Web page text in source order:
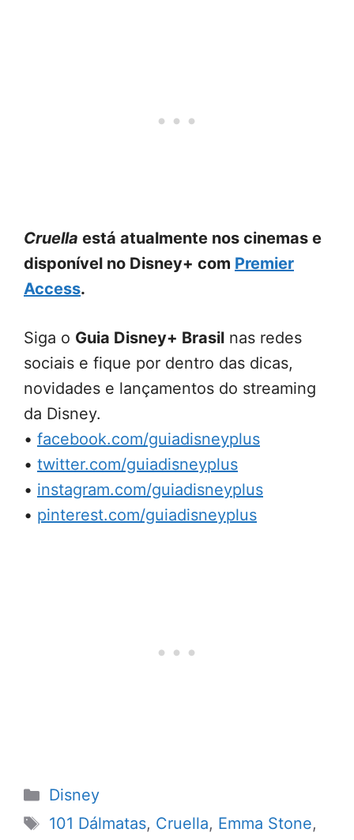
Cruella está atualmente nos cinemas e
disponível no Disney+ com Premier
Access.
Siga o Guia Disney+ Brasil nas redes
sociais e fique por dentro das dicas,
novidades e lançamentos do streaming
da Disney.
• facebook.com/guiadisneyplus
• twitter.com/guiadisneyplus
• instagram.com/guiadisneyplus
• pinterest.com/guiadisneyplus
Categorias
Disney
Tags
101 Dálmatas, Cruella, Emma Stone,